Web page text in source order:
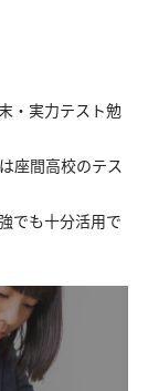
・実力テスト勉
座間高校のテス
でも十分活用で